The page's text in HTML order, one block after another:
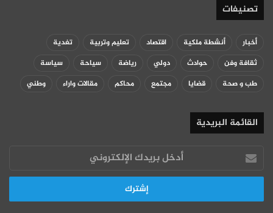
تصنيفات
أخبار أنشطة ملكية اقتصاد تعليم وتربية
تغدية
ثقافة وفن
حوادث دولي رياضة سياحة
سياسة
طب و صحة
قضايا مجتمع محاكم مقالات واراء وطني
القائمة البريدية
أدخل
بريدك
الإلكتروني